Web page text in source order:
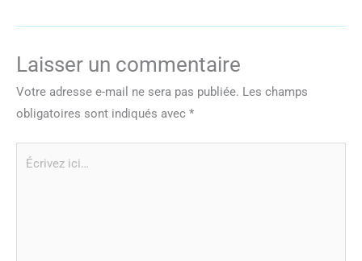
Laisser un commentaire
Votre adresse e-mail ne sera pas publiée. Les champs
obligatoires sont indiqués avec *